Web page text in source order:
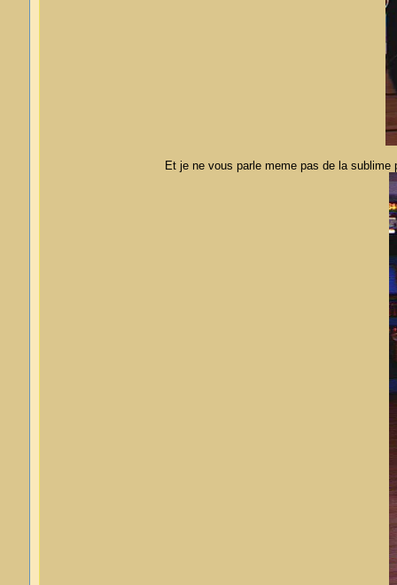
Et je ne vous parle meme pas de la sublime